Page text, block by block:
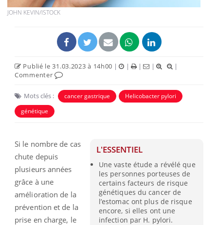
JOHN KEVIN/ISTOCK
Publié le 31.03.2023 à 14h00 | | | |
|
Commenter
Mots clés : cancer gastrique
Helicobacter pylori
génétique
L'ESSENTIEL
Une vaste étude a révélé que
les personnes porteuses de
certains facteurs de risque
génétiques du cancer de
l’estomac ont plus de risque
encore, si elles ont une
infection par H. pylori.
Si le nombre de cas
chute depuis
plusieurs années
grâce à une
amélioration de la
prévention et de la
prise en charge, le